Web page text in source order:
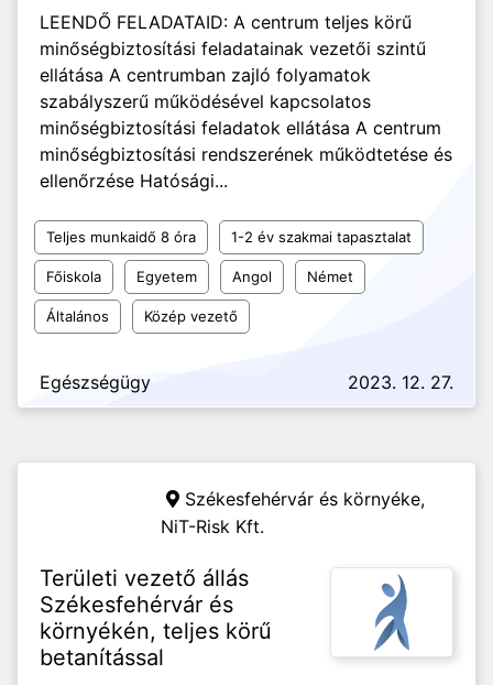
LEENDŐ FELADATAID: A centrum teljes körű
minőségbiztosítási feladatainak vezetői szintű
ellátása A centrumban zajló folyamatok
szabályszerű működésével kapcsolatos
minőségbiztosítási feladatok ellátása A centrum
minőségbiztosítási rendszerének működtetése és
ellenőrzése Hatósági...
Teljes munkaidő 8 óra 1-2 év szakmai tapasztalat
Főiskola Egyetem Angol Német
Általános Közép vezető
Egészségügy 2023. 12. 27.
Székesfehérvár és környéke,
NiT-Risk Kft.
Területi vezető állás
Székesfehérvár és
környékén, teljes körű
betanítással